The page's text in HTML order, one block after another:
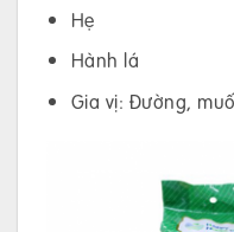
Hẹ
Hành lá
Gia vị: Đường,